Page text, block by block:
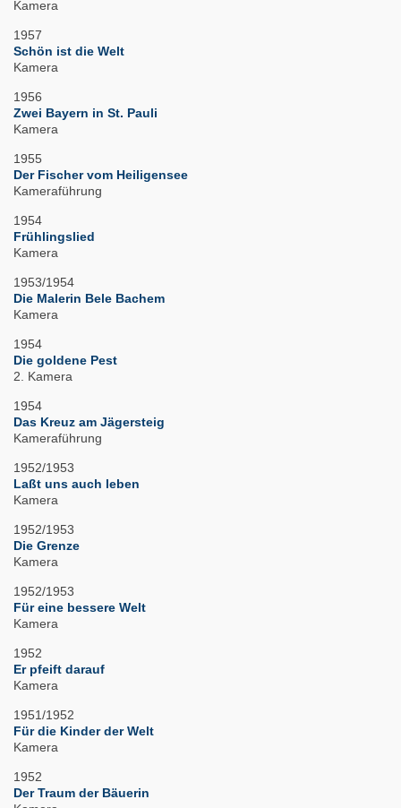
Kamera
1957
Schön ist die Welt
Kamera
1956
Zwei Bayern in St. Pauli
Kamera
1955
Der Fischer vom Heiligensee
Kameraführung
1954
Frühlingslied
Kamera
1953/1954
Die Malerin Bele Bachem
Kamera
1954
Die goldene Pest
2. Kamera
1954
Das Kreuz am Jägersteig
Kameraführung
1952/1953
Laßt uns auch leben
Kamera
1952/1953
Die Grenze
Kamera
1952/1953
Für eine bessere Welt
Kamera
1952
Er pfeift darauf
Kamera
1951/1952
Für die Kinder der Welt
Kamera
1952
Der Traum der Bäuerin